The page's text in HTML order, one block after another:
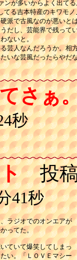
ンが多いからよく出て
てる吉本特産のキワモ
派で古風なのが悪いと
だし、芸能界で残って
ないと。
芸人なんだろうか。相
いな芸風だったらやだ
さぁ
秒
投稿
41秒
ラジオでのオンエアが
ってた。
ていて爆笑してしまっ
い。「ＬＯＶＥマシー